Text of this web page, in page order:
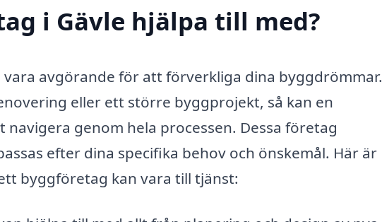
i Gävle hjälpa till med?
avgörande för att förverkliga dina byggdrömmar.
eller ett större byggprojekt, så kan en
genom hela processen. Dessa företag
efter dina specifika behov och önskemål. Här är
byggföretag kan vara till tjänst: